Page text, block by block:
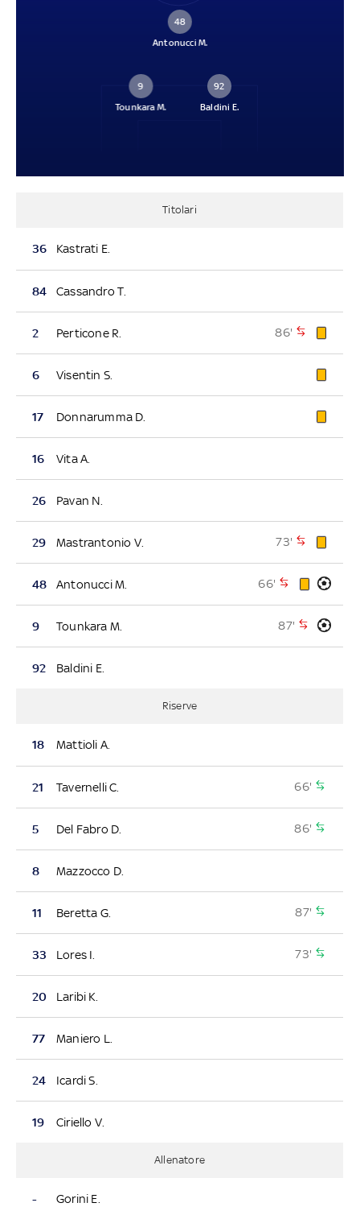
48
Antonucci M.
9
Tounkara M.
92
Baldini E.
Titolari
36 Kastrati E.
84 Cassandro T.
2 Perticone R. 86'
6 Visentin S.
17 Donnarumma D.
16 Vita A.
26 Pavan N.
29 Mastrantonio V. 73'
48 Antonucci M. 66'
9 Tounkara M. 87'
92 Baldini E.
Riserve
18 Mattioli A.
21 Tavernelli C. 66'
5 Del Fabro D. 86'
8 Mazzocco D.
11 Beretta G. 87'
33 Lores I. 73'
20 Laribi K.
77 Maniero L.
24 Icardi S.
19 Ciriello V.
Allenatore
- Gorini E.